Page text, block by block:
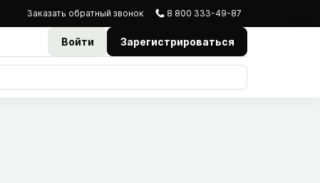
Заказать обратный звонок 8 800 333-49-87
Войти Зарегистрироваться